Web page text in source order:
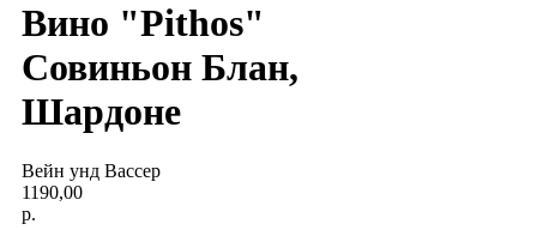
Вино "Pithos"
Совиньон Блан,
Шардоне
Вейн унд Вассер
1190,00
р.